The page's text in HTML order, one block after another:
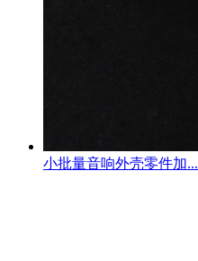
小批量音响外壳零件加...